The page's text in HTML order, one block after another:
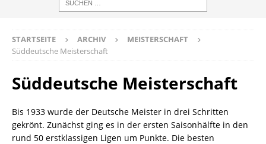
STARTSEITE ARCHIV
MEISTERSCHAFT
Süddeutsche Meisterschaft
Süddeutsche Meisterschaft
Bis 1933 wurde der Deutsche Meister in drei Schritten
gekrönt. Zunächst ging es in der ersten Saisonhälfte in den
rund 50 erstklassigen Ligen um Punkte. Die besten